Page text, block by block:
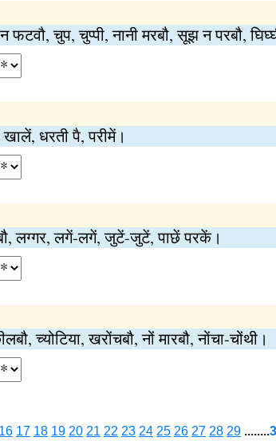
चुप, चुप्पी, नानी मरबौ, सूझ न परबौ,
धरती पै, परीमें।
लग्गर, लगें-लगें, जुटें-जुटें, पाछें परकें।
च्योटिया, खरोंचबौ, नों मारबौ, नोंचा-चोंथी।
16 17 18 19 20 21 22 23 24 25 26 27 28 29 ........